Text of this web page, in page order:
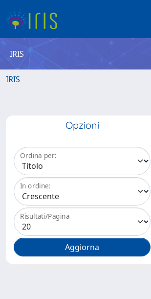
IRIS
IRIS
Opzioni
Ordina per:
In ordine:
Risultati/Pagina